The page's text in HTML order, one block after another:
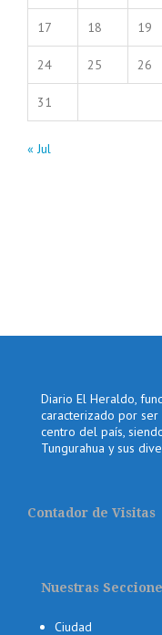
17 18 19
24 25 26
31
« Jul
Diario El Heraldo,
caracterizado por
centro del país,
Tungurahua y sus
Contador de Visitas
Nuestras
Ciudad